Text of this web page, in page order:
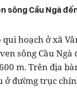
sông Cầu Ngà
hoạch ở xã
sông Cầu Ngà
m. Trên địa
ở đường trục